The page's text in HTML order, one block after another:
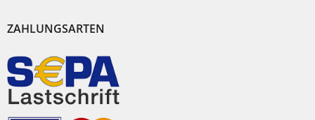
ZAHLUNGSARTEN